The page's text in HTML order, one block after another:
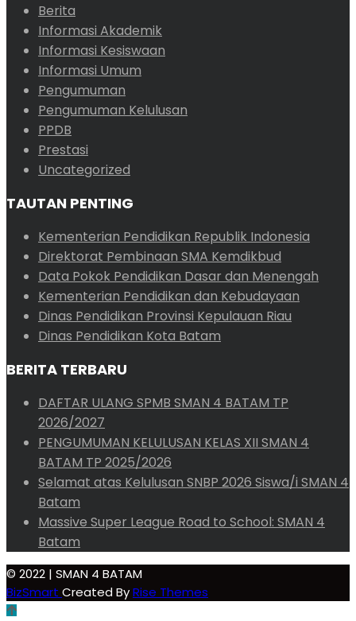
Berita
Informasi Akademik
Informasi Kesiswaan
Informasi Umum
Pengumuman
Pengumuman Kelulusan
PPDB
Prestasi
Uncategorized
TAUTAN PENTING
Kementerian Pendidikan Republik Indonesia
Direktorat Pembinaan SMA Kemdikbud
Data Pokok Pendidikan Dasar dan Menengah
Kementerian Pendidikan dan Kebudayaan
Dinas Pendidikan Provinsi Kepulauan Riau
Dinas Pendidikan Kota Batam
BERITA TERBARU
DAFTAR ULANG SPMB SMAN 4 BATAM TP
2026/2027
PENGUMUMAN KELULUSAN KELAS XII SMAN 4
BATAM TP 2025/2026
Selamat atas Kelulusan SNBP 2026 Siswa/i SMAN 4
Batam
Massive Super League Road to School: SMAN 4
Batam
© 2022 | SMAN 4 BATAM
BizSmart Created ByRise Themes